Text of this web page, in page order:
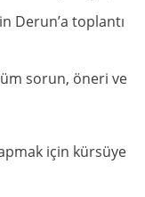
Derun’a toplantı
sorun, öneri ve
için kürsüye